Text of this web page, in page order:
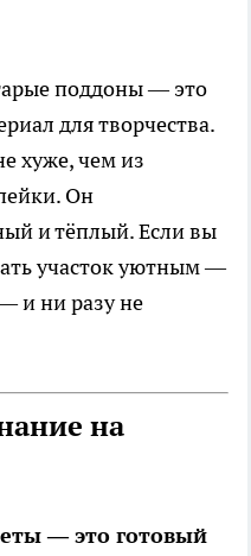
поддоны — это
для творчества.
хуже, чем из
Он
и тёплый. Если вы
участок уютным —
и ни разу не
на
— это готовый